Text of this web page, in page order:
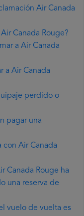
Air Canada
Canada Rouge?
a Air Canada
a Air Canada
perdido o
pagar una
con Air Canada
Canada Rouge ha
una reserva de
vuelo de vuelta es